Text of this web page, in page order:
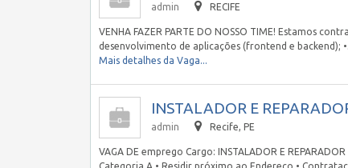
admin RECIFE
VENHA FAZER PARTE DO NOSSO TIME! Estamos
desenvolvimento de aplicações (frontend e backend);
Mais detalhes da Vaga...
INSTALADOR E
admin Recife, PE
VAGA DE emprego Cargo: INSTALADOR E
Categoria A • Residir próximo ao Endereço •